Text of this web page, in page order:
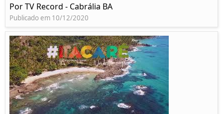
Por TV Record - Cabrália BA
Publicado em 10/12/2020